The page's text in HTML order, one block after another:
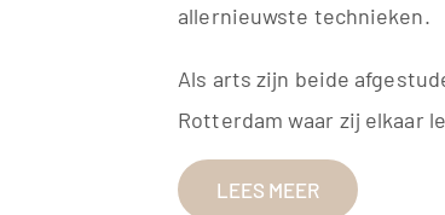
allernieuwste technieken.
Als arts zijn beide
Rotterdam waar zij elkaar
LEES MEER